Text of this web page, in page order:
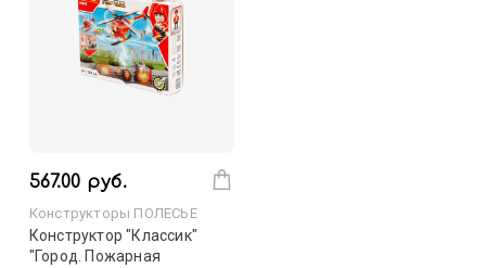
567.00 руб.
Конструкторы ПОЛЕСЬЕ
Конструктор "Классик"
"Город. Пожарная